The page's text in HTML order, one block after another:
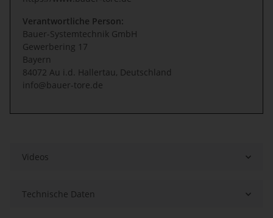
Verantwortliche Person:
Bauer-Systemtechnik GmbH
Gewerbering 17
Bayern
84072 Au i.d. Hallertau, Deutschland
info@bauer-tore.de
Videos
Technische Daten